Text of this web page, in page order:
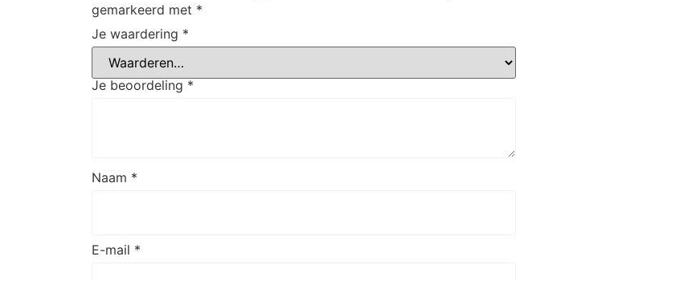
gemarkeerd met *
Je waardering *
Je beoordeling *
Naam *
E-mail *